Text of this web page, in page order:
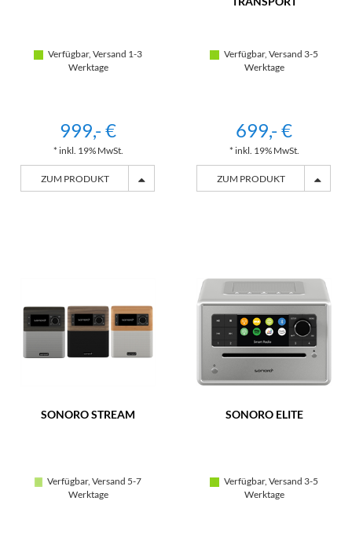
Verfügbar, Versand 1-3
Werktage
999,- €
* inkl. 19% MwSt.
ZUM PRODUKT
Verfügbar, Versand 3-5
Werktage
699,- €
* inkl. 19% MwSt.
ZUM PRODUKT
SONORO STREAM
Verfügbar, Versand 5-7
Werktage
SONORO ELITE
Verfügbar, Versand 3-5
Werktage